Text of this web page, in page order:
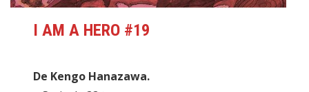
I AM A HERO #19
De Kengo Hanazawa.